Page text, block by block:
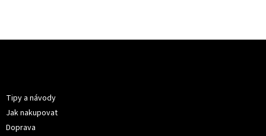
Tipy a návody
Jak nakupovat
Doprava